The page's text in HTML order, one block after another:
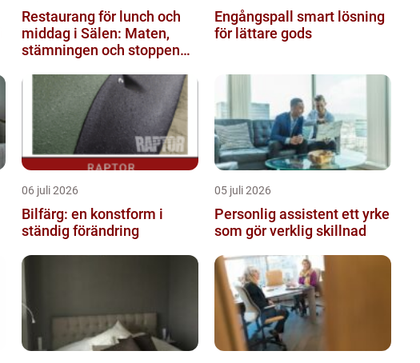
Restaurang för lunch och
middag i Sälen: Maten,
stämningen och stoppen
Engångspall smart lösning
för lättare gods
06 juli 2026
Bilfärg: en konstform i
ständig förändring
05 juli 2026
Personlig assistent ett yrke
som gör verklig skillnad